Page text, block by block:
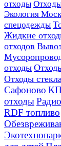
отходы
Экология
спецодежды
Жидкие
отходов
отходы
Отходы
Сафоново
отходы
RDF топливо